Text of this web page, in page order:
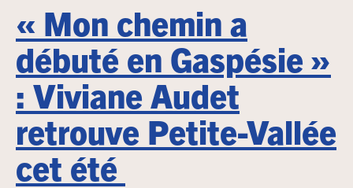
« Mon chemin a
débuté en Gaspésie »
: Viviane Audet
retrouve Petite-Vallée
cet été